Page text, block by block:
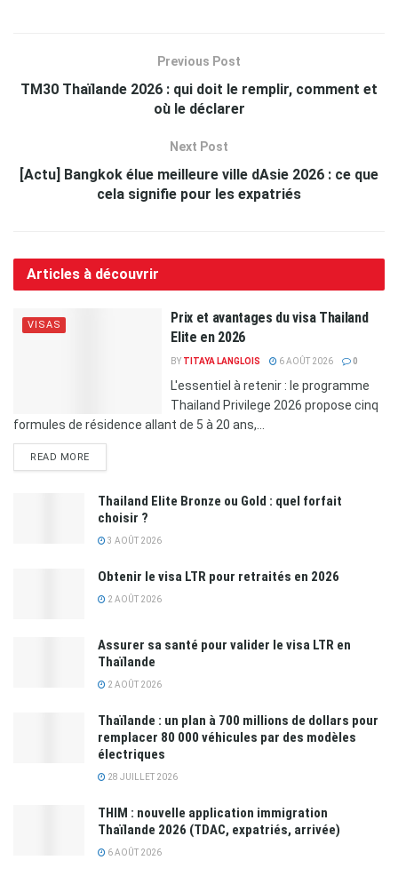
Previous Post
TM30 Thaïlande 2026 : qui doit le remplir, comment et
où le déclarer
Next Post
[Actu] Bangkok élue meilleure ville dAsie 2026 : ce que
cela signifie pour les expatriés
Articles à découvrir
VISAS
Prix et avantages du visa Thailand
Elite en 2026
BY TITAYA LANGLOIS 6 AOÛT 2026 0
L'essentiel à retenir : le programme
Thailand Privilege 2026 propose cinq
formules de résidence allant de 5 à 20 ans,...
READ MORE
Thailand Elite Bronze ou Gold : quel forfait
choisir ?
3 AOÛT 2026
Obtenir le visa LTR pour retraités en 2026
2 AOÛT 2026
Assurer sa santé pour valider le visa LTR en
Thaïlande
2 AOÛT 2026
Thaïlande : un plan à 700 millions de dollars pour
remplacer 80 000 véhicules par des modèles
électriques
28 JUILLET 2026
THIM : nouvelle application immigration
Thaïlande 2026 (TDAC, expatriés, arrivée)
6 AOÛT 2026